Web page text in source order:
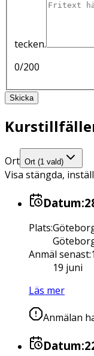
tecken.
0/200
Skicka
Ort Ort (1 vald)
Visa stängda,
Datum:
Plats:
Anmäl senast:
19 juni
Läs mer
Anmälan
Datum: